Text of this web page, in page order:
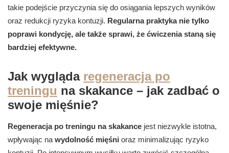
takie podejście przyczynia się do osiągania lepszych wyników
oraz redukcji ryzyka kontuzji. Regularna praktyka nie tylko
poprawi kondycję, ale także sprawi, że ćwiczenia staną się
bardziej efektywne.
Jak wygląda regeneracja po
treningu na skakance – jak zadbać o
swoje mięśnie?
Regeneracja po treningu na skakance jest niezwykle istotna,
wpływając na wydolność mięśni oraz minimalizując ryzyko